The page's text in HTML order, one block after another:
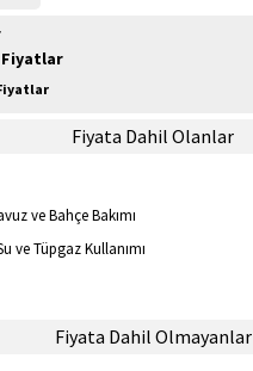
Fiyatlar
Fiyata Dahil Olanlar
ve Bahçe Bakımı
ve Tüpgaz Kullanımı
Fiyata Dahil Olmayanlar